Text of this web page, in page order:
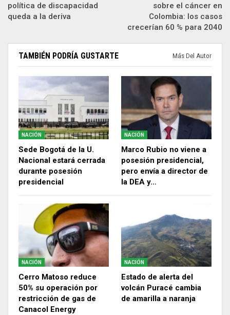
política de discapacidad
queda a la deriva
sobre el cáncer en
Colombia: los casos
crecerían 60 % para 2040
TAMBIÉN PODRÍA GUSTARTE Más Del Autor
NACIÓN
Sede Bogotá de la U.
Nacional estará cerrada
durante posesión
presidencial
NACIÓN
Marco Rubio no viene a
posesión presidencial,
pero envía a director de
la DEA y…
NACIÓN
Cerro Matoso reduce
50% su operación por
restricción de gas de
Canacol Energy
NACIÓN
Estado de alerta del
volcán Puracé cambia
de amarilla a naranja